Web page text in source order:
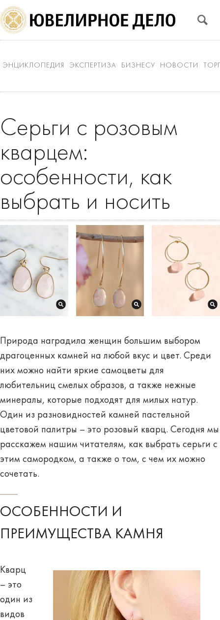
ЭНЦИКЛОПЕДИЯ ЭКСПЕРТИЗА БИЗНЕСУ НОВОСТИ
Серьги с розовым
кварцем:
особенности, как
выбрать и носить
Природа наградила женщин большим выбором
драгоценных камней на любой вкус и цвет. Среди
них можно найти яркие самоцветы для
любительниц смелых образов, а также нежные
минералы, которые подходят для милых натур.
Один из разновидностей камней пастельной
цветовой палитры – это розовый кварц. Сегодня мы
расскажем нашим читателям, как выбрать серьги с
этим самородком, а также о том, с чем их можно
сочетать.
ОСОБЕННОСТИ И
ПРЕИМУЩЕСТВА КАМНЯ
Кварц
– это
один из
видов